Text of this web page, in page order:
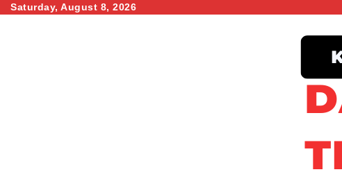
SkipSaturday, August 8, 2026